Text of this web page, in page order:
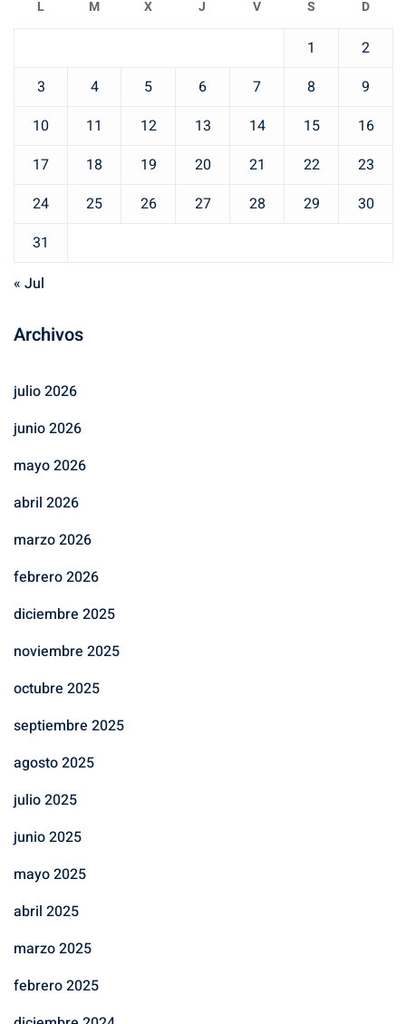
L M X J V S D
1
2
3
4 5 6 7 8
9
10
11 12 13 14 15
16
17
18 19 20 21 22
23
24
25 26 27 28 29
30
31
« Jul
Archivos
julio 2026
junio 2026
mayo 2026
abril 2026
marzo 2026
febrero 2026
diciembre 2025
noviembre 2025
octubre 2025
septiembre 2025
agosto 2025
julio 2025
junio 2025
mayo 2025
abril 2025
marzo 2025
febrero 2025